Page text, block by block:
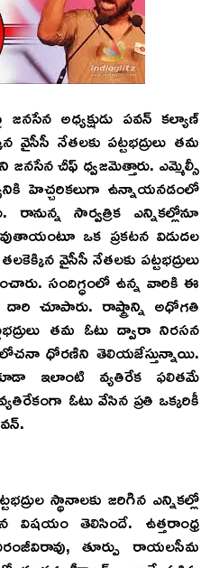
అధ్యక్షుడు పవన్‌ కల్యాణ్‌
వైసీసీ నేతలకు పట్టభద్రులు తమ
జనసేన చీఫ్‌ ధ్వజమెత్తారు. ఎమ్మెల్సీ
హెచ్చరికలుగా ఉన్నాయనడంలో
సార్వత్రిక ఎన్నికల్లోనూ
ఒక ప్రకటన విడుదల
వైసీసీ నేతలకు పట్టభద్రులు
సందిగ్ధంలో ఉన్న వారికి ఈ
దారి చూపారు. రాష్ట్రాన్ని అధోగతి
తమ ఓటు ద్వారా నిరసన
ధోరణిని తెలియజేస్తున్నాయి.
కూడా ఇలాంటి వ్యతిరేక ఫలితమే
ఓటు వేసిన ప్రతి ఒక్కరికీ
స్థానాలకు జరిగిన ఎన్నికల్లో
తెలిసిందే. ఉత్తరాంధ్ర
తూర్పు రాయలసీమ